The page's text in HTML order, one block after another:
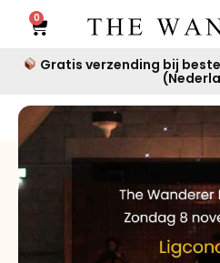
0
Gratis verzending bij